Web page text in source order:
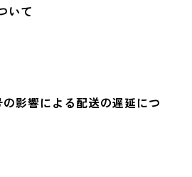
いて
の影響による配送の遅延につ